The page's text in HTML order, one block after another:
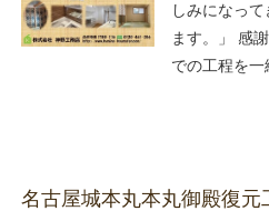
しみになっ
ます。」 感
での工程を一
名古屋城本丸本丸御殿復元